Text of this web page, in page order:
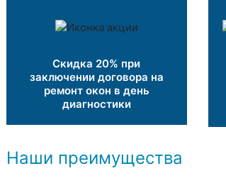
Скидка 20% при
заключении договора на
ремонт окон в день
диагностики
Наши преимущества